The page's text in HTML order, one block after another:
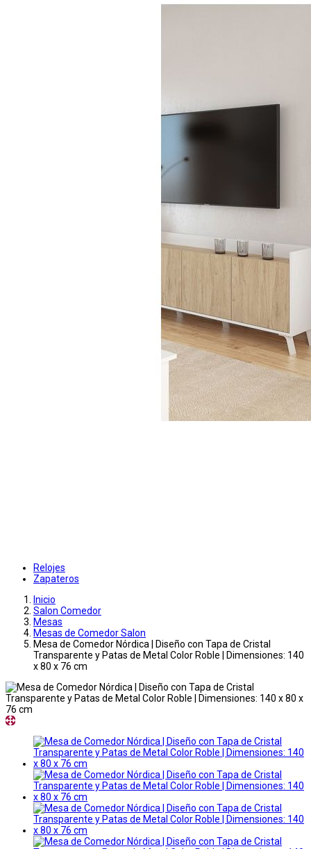
Relojes
Zapateros
Inicio
Salon Comedor
Mesas
Mesas de Comedor Salon
Mesa de Comedor Nórdica | Diseño con Tapa de Cristal
Transparente y Patas de Metal Color Roble | Dimensiones: 140
x 80 x 76 cm